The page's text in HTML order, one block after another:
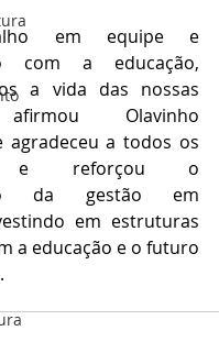
em equipe e
com a educação,
a vida das nossas
afirmou Olavinho
agradeceu a todos os
e reforçou o
da gestão em
em estruturas
a educação e o futuro